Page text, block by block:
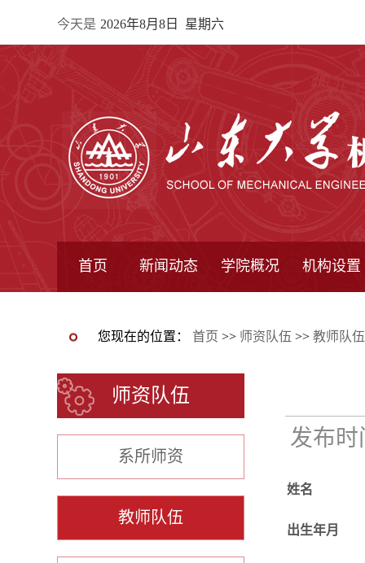
今天是 2026年8月8日 星期六
首页 新闻动态 学院概况 机构设置
您现在的位置： 首页 >> 师资队伍 >> 教师队伍
师资队伍
系所师资
教师队伍
发布
姓名
出生年月